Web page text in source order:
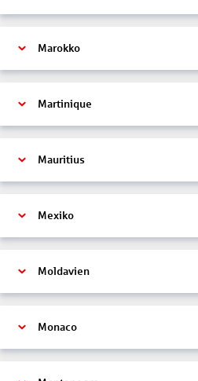
Marokko
Martinique
Mauritius
Mexiko
Moldavien
Monaco